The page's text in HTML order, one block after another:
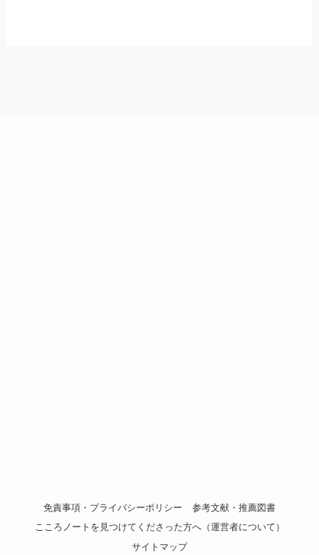
免責事項・プライバシーポリシー
参考文献・推薦図書
こころノートを見つけてくださった方へ（運営者について）
サイトマップ